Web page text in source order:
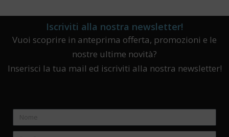
Iscriviti alla nostra newsletter!
Vuoi scoprire in anteprima offerta, promozioni e le
nostre ultime novità?
Inserisci la tua mail ed iscriviti alla nostra newsletter!